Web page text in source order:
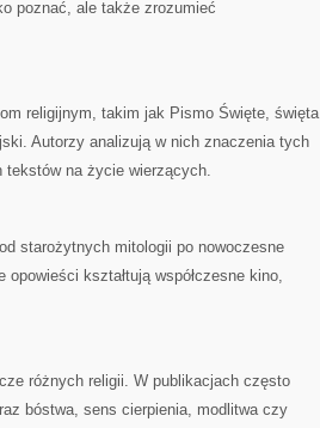
poznać, ale także zrozumieć
religijnym, takim jak Pismo Święte, święta
Autorzy analizują w nich znaczenia tych
tekstów na życie wierzących.
starożytnych mitologii po nowoczesne
kształtują współczesne kino,
różnych religii. W publikacjach często
bóstwa, sens cierpienia, modlitwa czy